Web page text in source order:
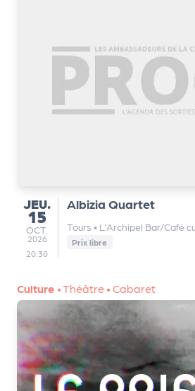
JEUDI
JEU.
15
OCTOBRE
OCT.
2026
20:30
Albizia Quartet
Tours • L'Archipel Bar/Café
Prix libre
Culture •Théâtre • Cabaret